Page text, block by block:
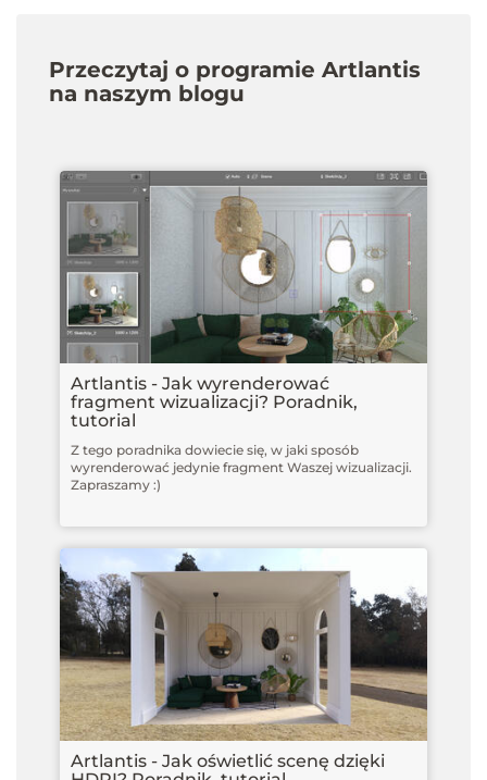
Przeczytaj o programie Artlantis
na naszym blogu
Artlantis - Jak wyrenderować
fragment wizualizacji? Poradnik,
tutorial
Z tego poradnika dowiecie się, w jaki sposób
wyrenderować jedynie fragment Waszej wizualizacji.
Zapraszamy :)
Artlantis - Jak oświetlić scenę dzięki